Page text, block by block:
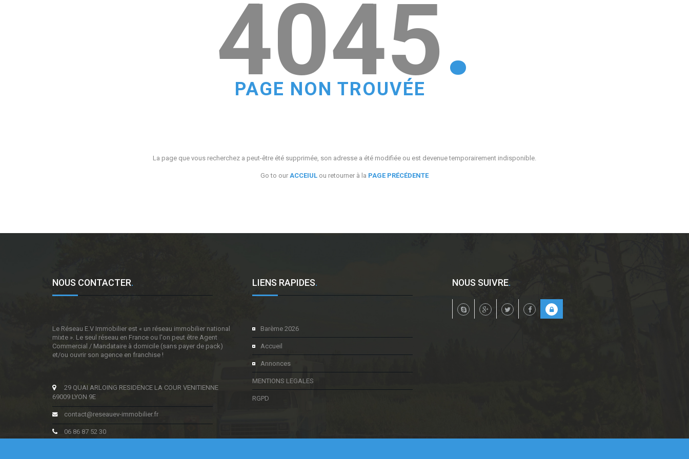
4045.
PAGE NON TROUVÉE
La page que vous recherchez a peut-être été supprimée, son adresse a été modifiée ou est devenue temporairement indisponible.
Go to our ACCEIUL ou retourner à la PAGE PRÉCÉDENTE
NOUS CONTACTER.
Le Réseau E.V Immobilier est « un réseau immobilier national
mixte ». Le seul réseau en France ou l'on peut être Agent
Commercial / Mandataire à domicile (sans payer de pack)
et/ou ouvrir son agence en franchise !
29 QUAI ARLOING RESIDENCE LA COUR VENITIENNE
69009 LYON 9E
contact@reseauev-immobilier.fr
06 86 87 52 30
LIENS RAPIDES.
Barème 2026
Accueil
Annonces
MENTIONS LEGALES
RGPD
NOUS SUIVRE.